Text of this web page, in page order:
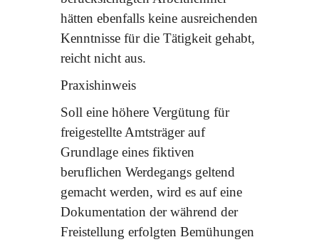
hätten ebenfalls keine ausreichenden
Kenntnisse für die Tätigkeit gehabt,
reicht nicht aus.
Praxishinweis
Soll eine höhere Vergütung für
freigestellte Amtsträger auf
Grundlage eines fiktiven
beruflichen Werdegangs geltend
gemacht werden, wird es auf eine
Dokumentation der während der
Freistellung erfolgten Bemühungen